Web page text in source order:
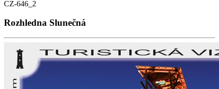
CZ-646_2
Rozhledna Slunečná